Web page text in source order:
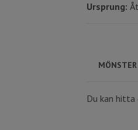
Ursprung:
MÖNSTER
Du kan hitta